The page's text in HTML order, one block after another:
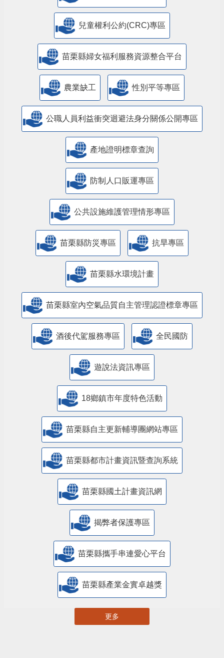
兒童權利公約(CRC)專區
苗栗縣婦女福利服務資源整合平台
農業缺工 性別平等專區
公職人員利益衝突迴避法身分關係公開專區
產地證明標章查詢
防制人口販運專區
​公共設施維護管理情形專區
苗栗縣防災專區 抗旱專區
苗栗縣水環境計畫
苗栗縣室內空氣品質自主管理認證標章專區
酒後代駕服務專區 全民國防
遊說法資訊專區
18鄉鎮市年度特色活動
苗栗縣自主更新輔導團網站專區
苗栗縣都市計畫資訊暨查詢系統
苗栗縣國土計畫資訊網
揭弊者保護專區
苗栗縣攜手串連愛心平台
苗栗縣產業金實卓越獎
更多